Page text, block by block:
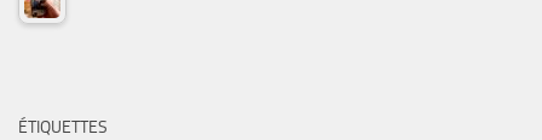
ÉTIQUETTES